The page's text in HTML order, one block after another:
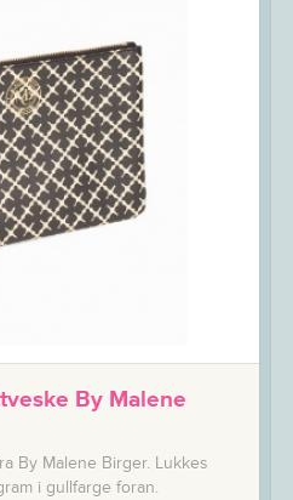
By Malene
By Malene Birger. Lukkes
i gullfarge foran.